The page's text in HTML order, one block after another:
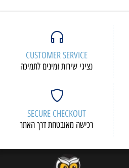
CUSTOMER SERVICE
נציגי שירות זמינים לתמיכה
SECURE CHECKOUT
רכישה מאובטחת דרך האתר